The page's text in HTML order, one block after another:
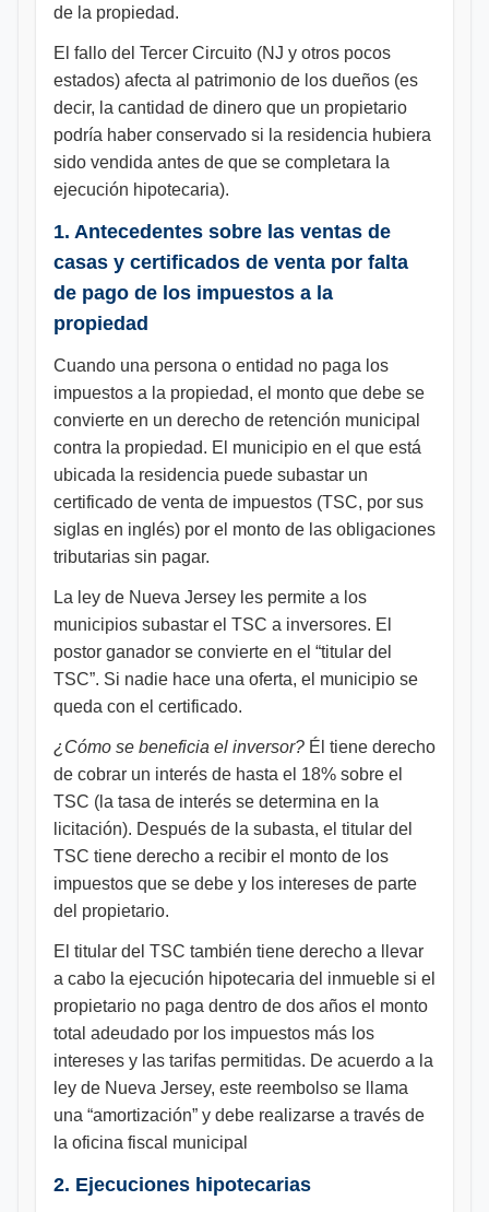
de la propiedad.
El fallo del Tercer Circuito (NJ y otros pocos
estados) afecta al patrimonio de los dueños (es
decir, la cantidad de dinero que un propietario
podría haber conservado si la residencia hubiera
sido vendida antes de que se completara la
ejecución hipotecaria).
1. Antecedentes sobre las ventas de
casas y certificados de venta por falta
de pago de los impuestos a la
propiedad
Cuando una persona o entidad no paga los
impuestos a la propiedad, el monto que debe se
convierte en un derecho de retención municipal
contra la propiedad. El municipio en el que está
ubicada la residencia puede subastar un
certificado de venta de impuestos (TSC, por sus
siglas en inglés) por el monto de las obligaciones
tributarias sin pagar.
La ley de Nueva Jersey les permite a los
municipios subastar el TSC a inversores. El
postor ganador se convierte en el “titular del
TSC”. Si nadie hace una oferta, el municipio se
queda con el certificado.
¿Cómo se beneficia el inversor? Él tiene derecho
de cobrar un interés de hasta el 18% sobre el
TSC (la tasa de interés se determina en la
licitación). Después de la subasta, el titular del
TSC tiene derecho a recibir el monto de los
impuestos que se debe y los intereses de parte
del propietario.
El titular del TSC también tiene derecho a llevar
a cabo la ejecución hipotecaria del inmueble si el
propietario no paga dentro de dos años el monto
total adeudado por los impuestos más los
intereses y las tarifas permitidas. De acuerdo a la
ley de Nueva Jersey, este reembolso se llama
una “amortización” y debe realizarse a través de
la oficina fiscal municipal
2. Ejecuciones hipotecarias